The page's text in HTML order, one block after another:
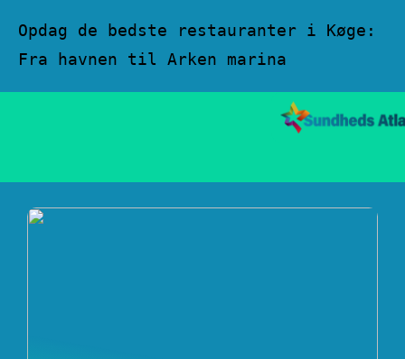
Opdag de bedste restauranter i Køge:
Fra havnen til Arken marina